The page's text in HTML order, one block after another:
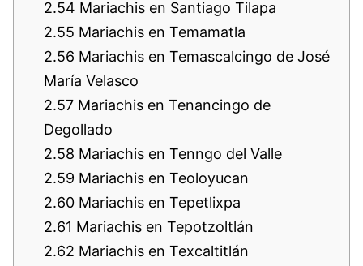
2.54 Mariachis en Santiago Tilapa
2.55 Mariachis en Temamatla
2.56 Mariachis en Temascalcingo de José
María Velasco
2.57 Mariachis en Tenancingo de
Degollado
2.58 Mariachis en Tenngo del Valle
2.59 Mariachis en Teoloyucan
2.60 Mariachis en Tepetlixpa
2.61 Mariachis en Tepotzoltlán
2.62 Mariachis en Texcaltitlán